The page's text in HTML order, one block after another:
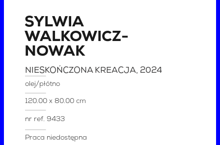
SYLWIA
WALKOWICZ-
NOWAK
NIESKOŃCZONA KREACJA, 2024
olej/płótno
120.00 x 80.00 cm
nr ref.9433
Praca niedostępna